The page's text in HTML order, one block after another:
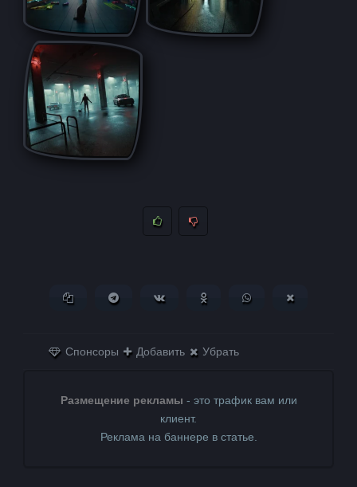
Копировать ссылкуПоделиться в Telegram
Поделиться ВКонтактеПоделиться в
Поделиться в
Спонсоры Добавить Убрать
Размещение рекламы - это трафик вам или
клиент.
Реклама на баннере в статье.